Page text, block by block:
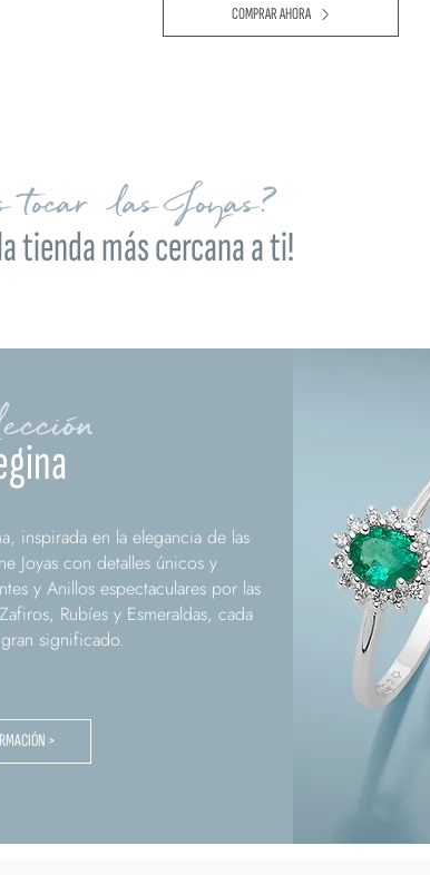
COMPRAR AHORA
tocar las Joyas?
tienda más cercana a ti!
inspirada en la elegancia de las
Joyas con detalles únicos y
y Anillos espectaculares por las
Rubíes y Esmeraldas, cada
significado.
>